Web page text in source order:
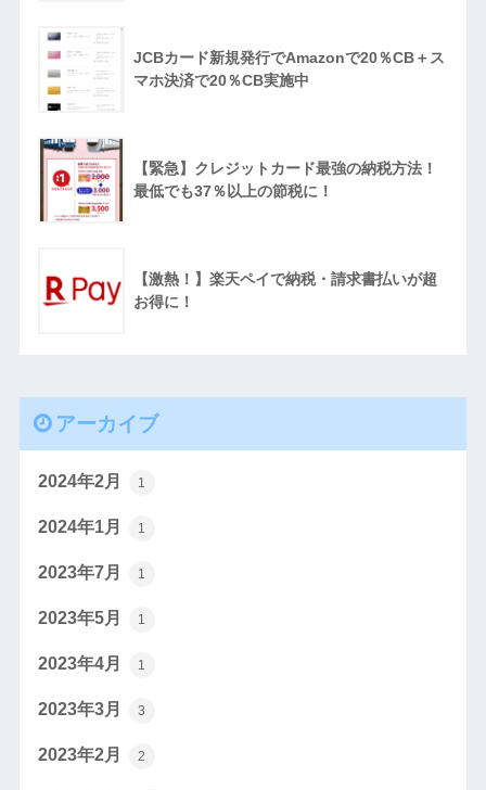
JCBカード新規発行でAmazonで20％CB＋ス
マホ決済で20％CB実施中
【緊急】クレジットカード最強の納税方法！
最低でも37％以上の節税に！
【激熱！】楽天ペイで納税・請求書払いが超
お得に！
アーカイブ
2024年2月 1
2024年1月 1
2023年7月 1
2023年5月 1
2023年4月 1
2023年3月 3
2023年2月 2